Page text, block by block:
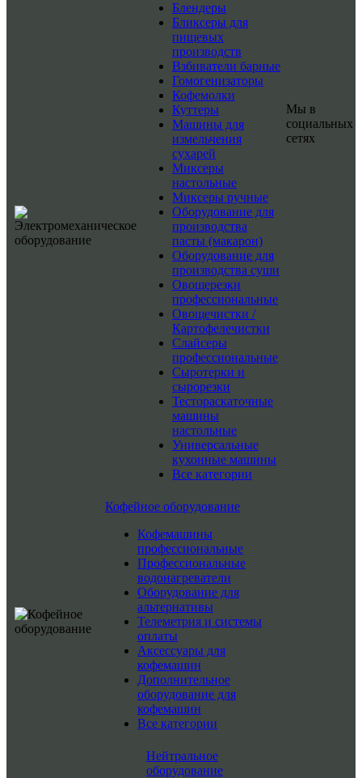
Блендеры
Бликсеры для
пищевых
производств
Взбиватели барные
Гомогенизаторы
Кофемолки
Куттеры
Машины для
измельчения
сухарей
Миксеры
настольные
Миксеры ручные
Оборудование для
производства
пасты (макарон)
Оборудование для
производства суши
Овощерезки
профессиональные
Овощечистки /
Картофелечистки
Слайсеры
профессиональные
Сыротерки и
сырорезки
Тестораскаточные
машины
настольные
Универсальные
кухонные машины
Все категории
Кофейное оборудование
Кофемашины
профессиональные
Профессиональные
водонагреватели
Оборудование для
альтернативы
Телеметрия и системы
оплаты
Аксессуары для
кофемашин
Дополнительное
оборудование для
кофемашин
Все категории
Нейтральное
оборудование
Мы в
социальных
сетях